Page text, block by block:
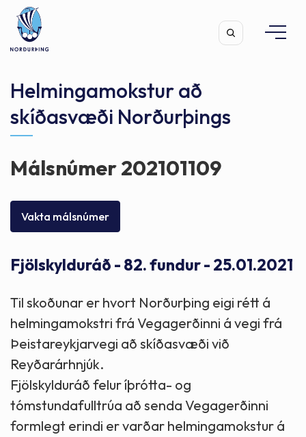
Leita
Helmingamokstur að
skíðasvæði Norðurþings
Málsnúmer 202101109
Vakta málsnúmer
Fjölskylduráð - 82. fundur - 25.01.2021
Til skoðunar er hvort Norðurþing eigi rétt á
helmingamokstri frá Vegagerðinni á vegi frá
Þeistareykjarvegi að skíðasvæði við
Reyðarárhnjúk.
Fjölskylduráð felur íþrótta- og
tómstundafulltrúa að senda Vegagerðinni
formlegt erindi er varðar helmingamokstur á